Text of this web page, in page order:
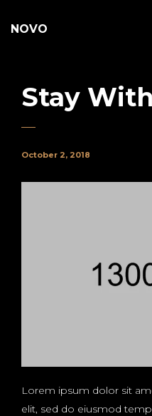
NOVO
Stay
October 2, 2018
Lorem ipsum dolor sit
elit, sed do eiusmod